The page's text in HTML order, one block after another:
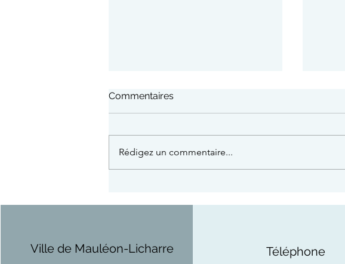
espadrilles + draisienne
19h
Commentaires
Rédigez un commentaire...
Ville de Mauléon-Licharre Téléphone